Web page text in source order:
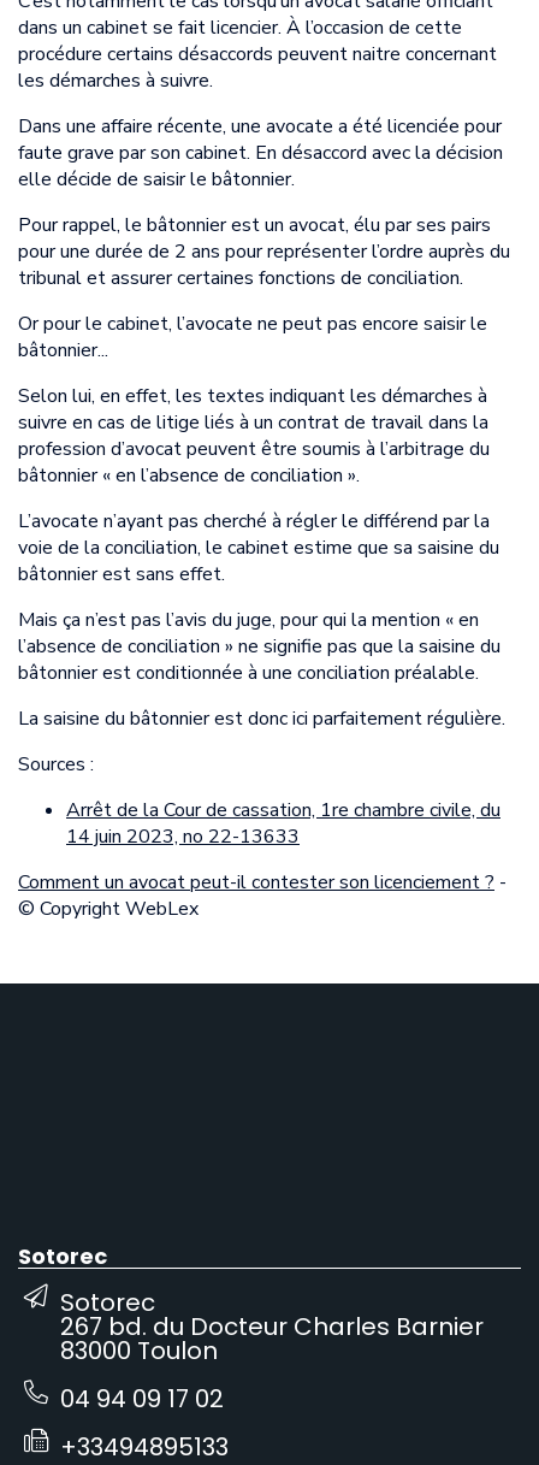
dans un cabinet se fait licencier. À l’occasion de cette
procédure certains désaccords peuvent naitre concernant
les démarches à suivre.
Dans une affaire récente, une avocate a été licenciée pour
faute grave par son cabinet. En désaccord avec la décision
elle décide de saisir le bâtonnier.
Pour rappel, le bâtonnier est un avocat, élu par ses pairs
pour une durée de 2 ans pour représenter l’ordre auprès du
tribunal et assurer certaines fonctions de conciliation.
Or pour le cabinet, l’avocate ne peut pas encore saisir le
bâtonnier...
Selon lui, en effet, les textes indiquant les démarches à
suivre en cas de litige liés à un contrat de travail dans la
profession d’avocat peuvent être soumis à l’arbitrage du
bâtonnier « en l’absence de conciliation ».
L’avocate n’ayant pas cherché à régler le différend par la
voie de la conciliation, le cabinet estime que sa saisine du
bâtonnier est sans effet.
Mais ça n’est pas l’avis du juge, pour qui la mention « en
l’absence de conciliation » ne signifie pas que la saisine du
bâtonnier est conditionnée à une conciliation préalable.
La saisine du bâtonnier est donc ici parfaitement régulière.
Sources :
Arrêt de la Cour de cassation, 1re chambre civile, du
14 juin 2023, no 22-13633
Comment un avocat peut-il contester son licenciement ? -
© Copyright WebLex
Sotorec
Sotorec
267 bd. du Docteur Charles Barnier
83000 Toulon
04 94 09 17 02
+33494895133